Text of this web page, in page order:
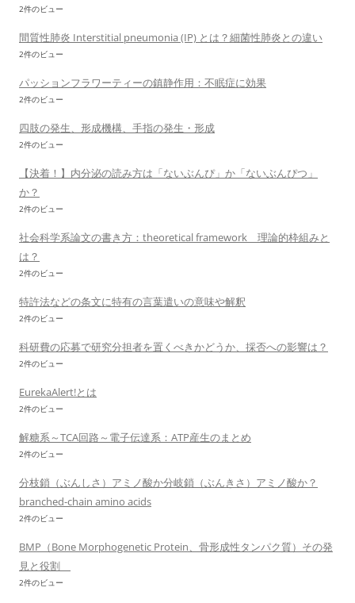
2件のビュー
間質性肺炎 Interstitial pneumonia (IP) とは？細菌性肺炎との違い
2件のビュー
パッションフラワーティーの鎮静作用：不眠症に効果
2件のビュー
四肢の発生、形成機構、手指の発生・形成
2件のビュー
【決着！】内分泌の読み方は「ないぶんぴ」か「ないぶんぴつ」
か？
2件のビュー
社会科学系論文の書き方：theoretical framework 理論的枠組みと
は？
2件のビュー
特許法などの条文に特有の言葉遣いの意味や解釈
2件のビュー
科研費の応募で研究分担者を置くべきかどうか、採否への影響は？
2件のビュー
EurekaAlert!とは
2件のビュー
解糖系～TCA回路～電子伝達系：ATP産生のまとめ
2件のビュー
分枝鎖（ぶんしさ）アミノ酸か分岐鎖（ぶんきさ）アミノ酸か？
branched-chain amino acids
2件のビュー
BMP（Bone Morphogenetic Protein、骨形成性タンパク質）その発
見と役割
2件のビュー